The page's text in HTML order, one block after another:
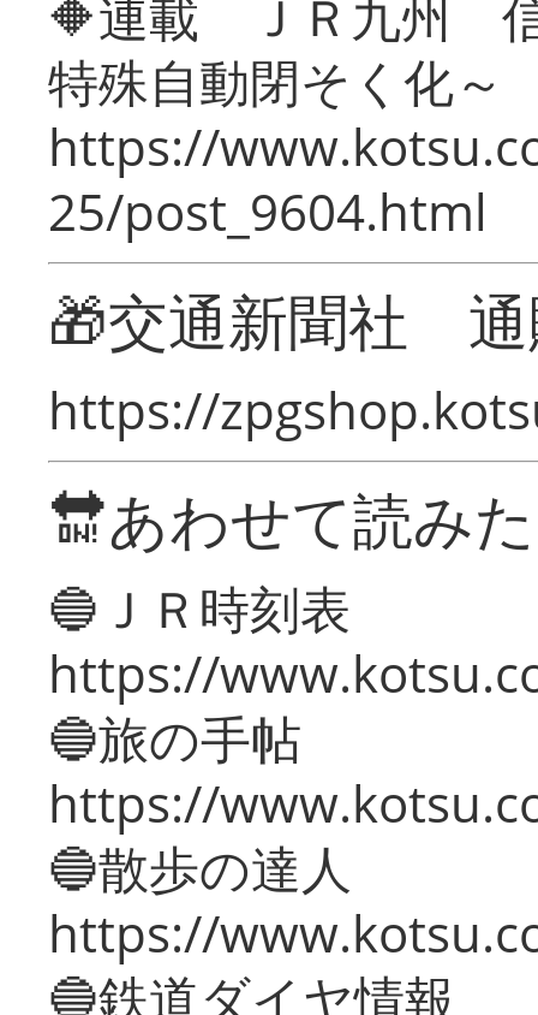
🔶連載 ＪＲ九州 信
特殊自動閉そく化～
https://
25/post_9604.html
🎁交通新聞社
https://
🔛あわせて読み
🔵ＪＲ時刻表
https://
🔵旅の手帖
https://
🔵散歩の達人
https://
🔵鉄道ダイヤ情報